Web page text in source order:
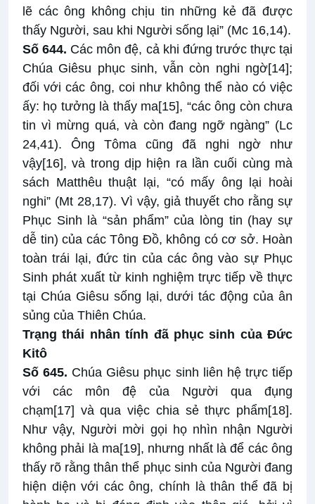
lẽ các ông không chịu tin những kẻ đã được
thấy Người, sau khi Người sống lại” (Mc 16,14).
Số 644. Các môn đệ, cả khi đứng trước thực tại
Chúa Giêsu phục sinh, vẫn còn nghi ngờ[14];
đối với các ông, coi như không thể nào có việc
ấy: họ tưởng là thấy ma[15], “các ông còn chưa
tin vì mừng quá, và còn đang ngỡ ngàng” (Lc
24,41). Ông Tôma cũng đã nghi ngờ như
vậy[16], và trong dịp hiện ra lần cuối cùng mà
sách Matthêu thuật lại, “có mấy ông lại hoài
nghi” (Mt 28,17). Vì vậy, giả thuyết cho rằng sự
Phục Sinh là “sản phẩm” của lòng tin (hay sự
dễ tin) của các Tông Đồ, không có cơ sở. Hoàn
toàn trái lại, đức tin của các ông vào sự Phục
Sinh phát xuất từ kinh nghiệm trực tiếp về thực
tại Chúa Giêsu sống lại, dưới tác động của ân
sủng của Thiên Chúa.
Trạng thái nhân tính đã phục sinh của Đức
Kitô
Số 645. Chúa Giêsu phục sinh liên hệ trực tiếp
với các môn đệ của Người qua đụng
chạm[17] và qua việc chia sẻ thực phẩm[18].
Như vậy, Người mời gọi họ nhìn nhận Người
không phải là ma[19], nhưng nhất là để các ông
thấy rõ rằng thân thể phục sinh của Người đang
hiện diện với các ông, chính là thân thể đã bị